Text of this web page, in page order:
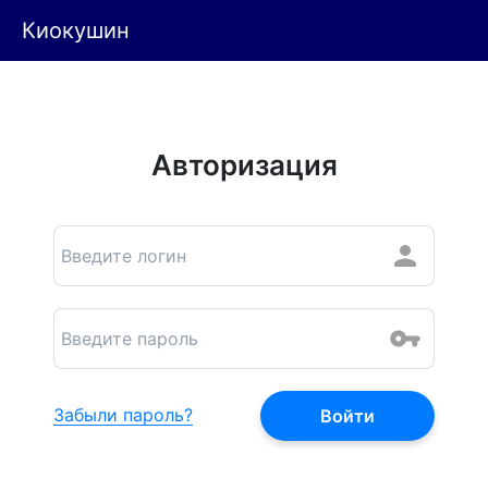
Киокушин
Авторизация
Забыли пароль?